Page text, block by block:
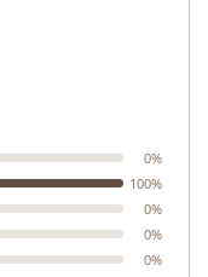
0%
100%
0%
0%
0%